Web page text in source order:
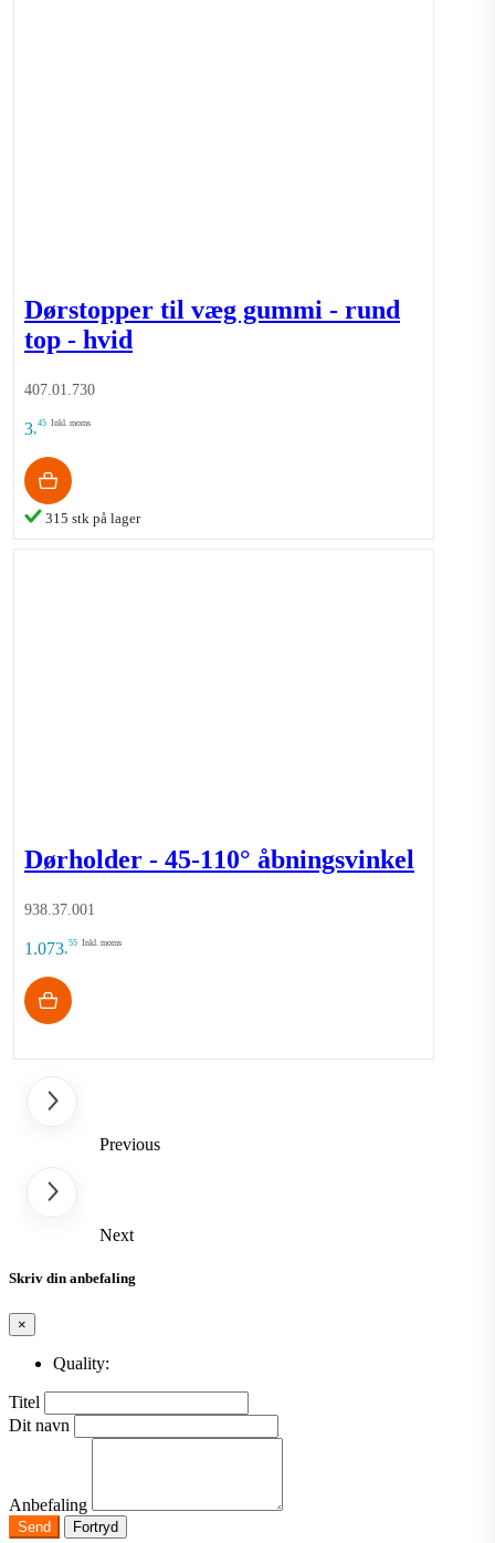
Dørstopper til væg gummi - rund
top - hvid
407.01.730
3 45 Inkl. moms
315 stk på lager
Dørholder - 45-110° åbningsvinkel
938.37.001
1.073,55 Inkl. moms
Previous
Next
Skriv din anbefaling
×
Quality:
Titel
Dit navn
Anbefaling
Send Fortryd